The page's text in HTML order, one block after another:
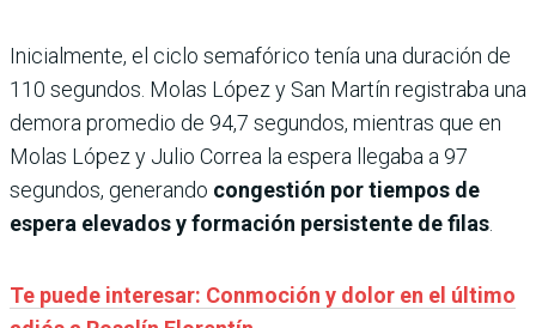
Inicialmente, el ciclo semafórico tenía una duración de
110 segundos. Molas López y San Martín registraba una
demora promedio de 94,7 segundos, mientras que en
Molas López y Julio Correa la espera llegaba a 97
segundos, generando congestión por tiempos de
espera elevados y formación persistente de filas.
Te puede interesar: Conmoción y dolor en el último